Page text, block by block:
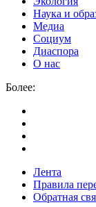
Наука и
Медиа
Социум
Диаспора
О нас
Более:
Лента
Правила
Обратная